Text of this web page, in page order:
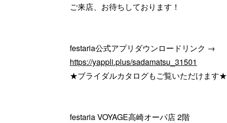
ご来店、お待ちしております！
festaria公式アプリダウンロードリンク →
https://yappli.plus/sadamatsu_31501
★ブライダルカタログもご覧いただけます★
festaria VOYAGE高崎オーパ店 2階